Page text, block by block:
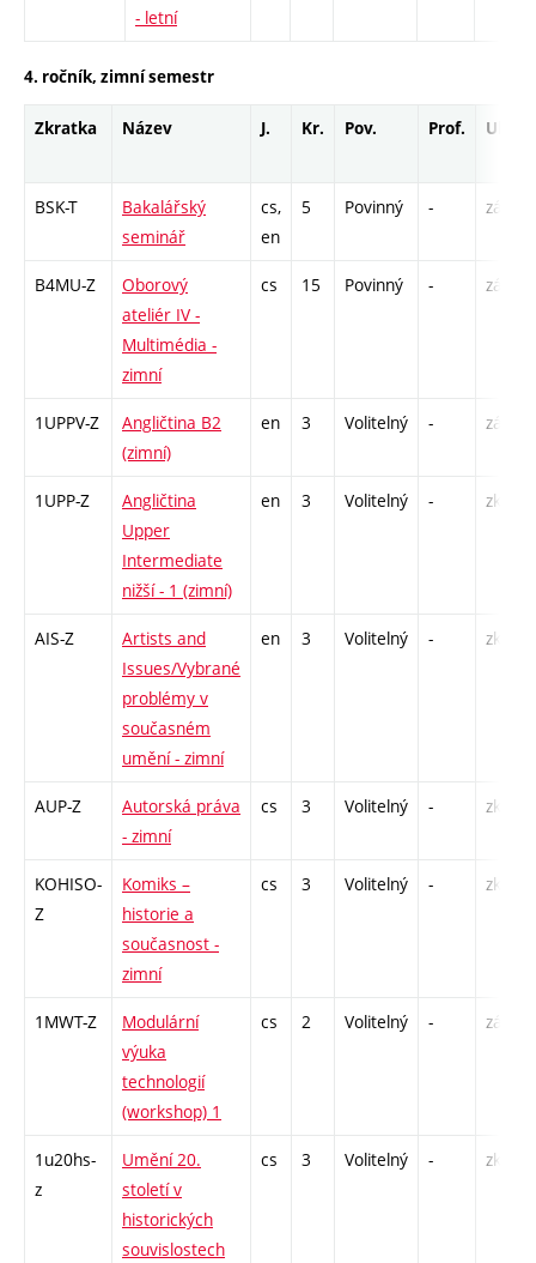
- letní
4. ročník, zimní semestr
Zkratka Název J. Kr. Pov. Prof. Uk.
BSK-T
Bakalářský
seminář
cs,
en
5 Povinný - zá
B4MU-Z
Oborový
ateliér IV -
Multimédia -
zimní
cs 15 Povinný - zá,zk
1UPPV-Z
Angličtina B2
(zimní)
en 3 Volitelný - zá,zk
1UPP-Z
Angličtina
Upper
Intermediate
nižší - 1 (zimní)
en 3 Volitelný - zk
AIS-Z
Artists and
Issues/Vybrané
problémy v
současném
umění - zimní
en 3 Volitelný - zk
AUP-Z
Autorská práva
- zimní
cs 3 Volitelný - zk
KOHISO-
Z
Komiks –
historie a
současnost -
zimní
cs 3 Volitelný - zk
1MWT-Z
Modulární
výuka
technologií
(workshop) 1
cs 2 Volitelný - zá
1u20hs-
z
Umění 20.
století v
historických
souvislostech
cs 3 Volitelný - zk